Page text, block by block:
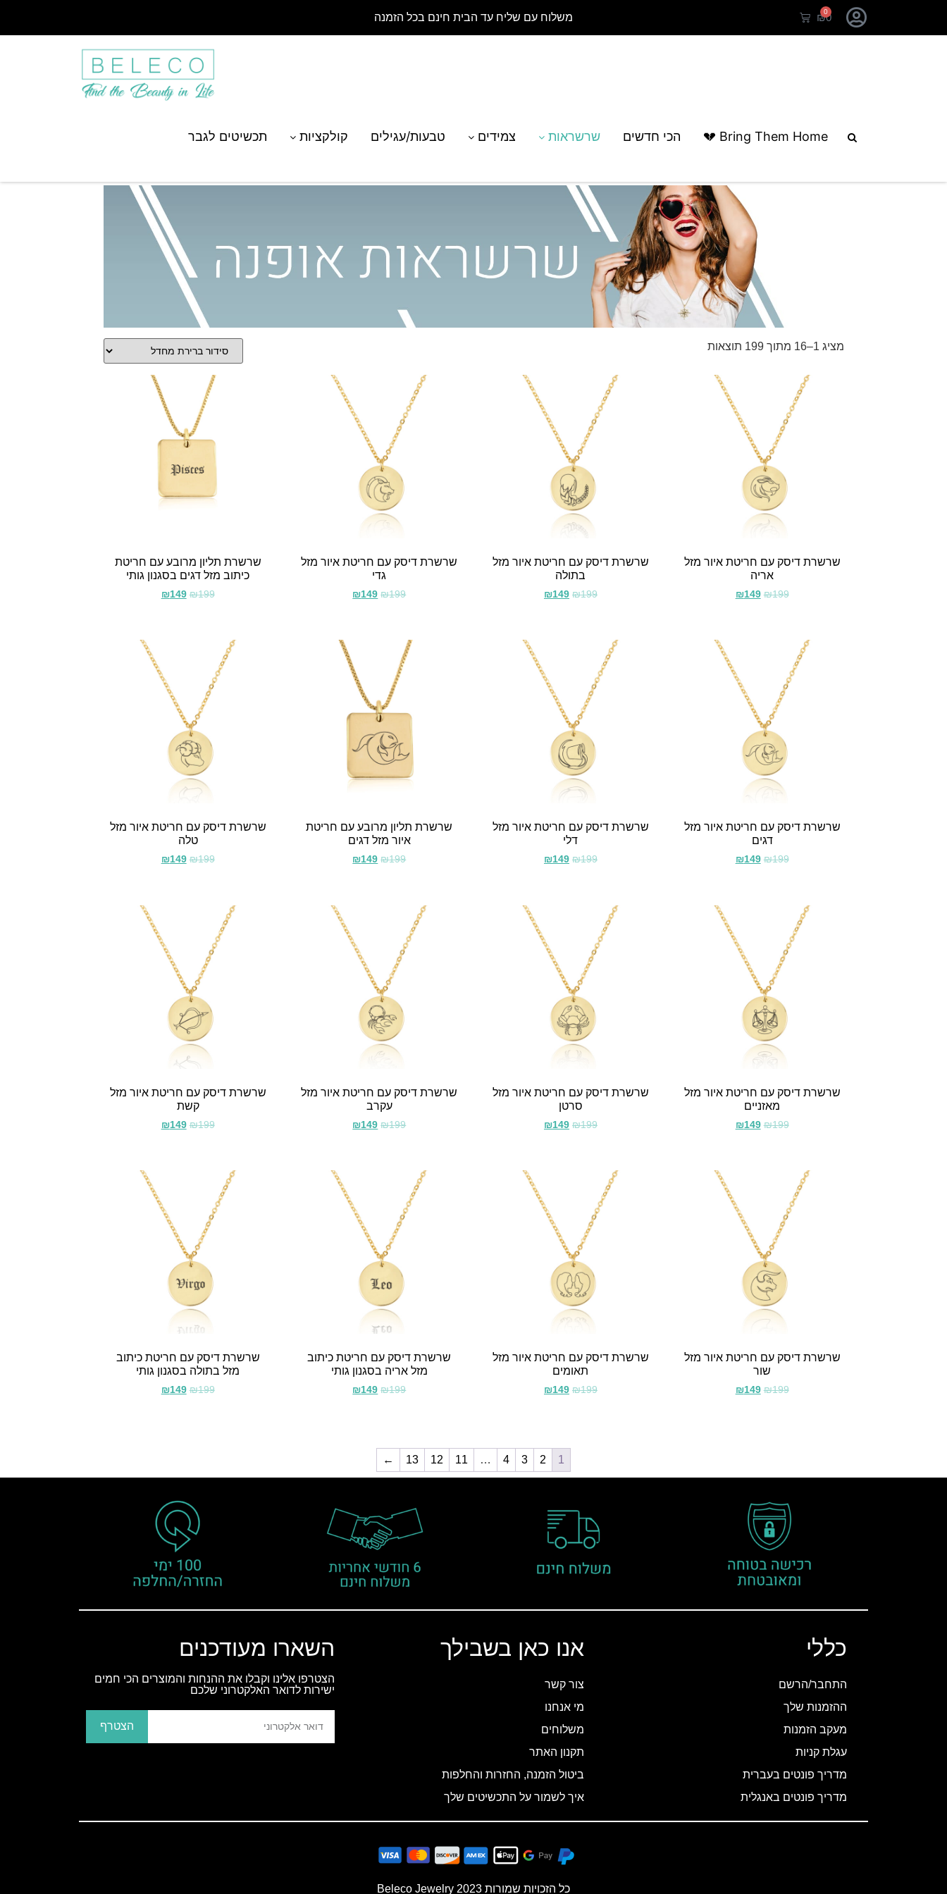
₪0
0 משלוח עם שליח עד הבית חינם בכל הזמנה
Bring Them Home 💔 הכי חדשים שרשראות צמידים טבעות/עגילים קולקציות תכשיטים לגבר עמוד הבית /שרשראות/ שרשראות אופנה
מציג 1–16 מתוך 199 תוצאות
שרשרת דיסק עם חריטת איור מזל
אריה
₪199
₪149
שרשרת דיסק עם חריטת איור מזל
בתולה
₪199
₪149
שרשרת דיסק עם חריטת איור מזל
גדי
₪199
₪149
שרשרת תליון מרובע עם חריטת
כיתוב מזל דגים בסגנון גותי
₪199
₪149
שרשרת דיסק עם חריטת איור מזל
דגים
₪199
₪149
שרשרת דיסק עם חריטת איור מזל
דלי
₪199
₪149
שרשרת תליון מרובע עם חריטת
איור מזל דגים
₪199
₪149
שרשרת דיסק עם חריטת איור מזל
טלה
₪199
₪149
שרשרת דיסק עם חריטת איור מזל
מאזניים
₪199
₪149
שרשרת דיסק עם חריטת איור מזל
סרטן
₪199
₪149
שרשרת דיסק עם חריטת איור מזל
עקרב
₪199
₪149
שרשרת דיסק עם חריטת איור מזל
קשת
₪199
₪149
שרשרת דיסק עם חריטת איור מזל
שור
₪199
₪149
שרשרת דיסק עם חריטת איור מזל
תאומים
₪199
₪149
שרשרת דיסק עם חריטת כיתוב
מזל אריה בסגנון גותי
₪199
₪149
שרשרת דיסק עם חריטת כיתוב
מזל בתולה בסגנון גותי
₪199
₪149
1
2
3
4
…
11
12
13
←
כללי
התחבר/הרשם
ההזמנות שלך
מעקב הזמנות
עגלת קניות
מדריך פונטים בעברית
מדריך פונטים באנגלית
אנו כאן בשבילך
צור קשר
מי אנחנו
משלוחים
תקנון האתר
ביטול הזמנה, החזרות והחלפות
איך לשמור על התכשיטים שלך
השארו מעודכנים
הצטרפו אלינו וקבלו את ההנחות והמוצרים הכי חמים
ישירות לדואר האלקטרוני שלכם
הצטרף
כל הזכויות שמורות 2023 Beleco Jewelry